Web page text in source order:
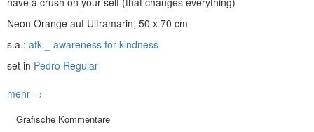
Neon Orange auf Ultramarin, 50 x 70 cm
s.a.: afk _ awareness for kindness
set in Pedro Regular
mehr →
Grafische Kommentare